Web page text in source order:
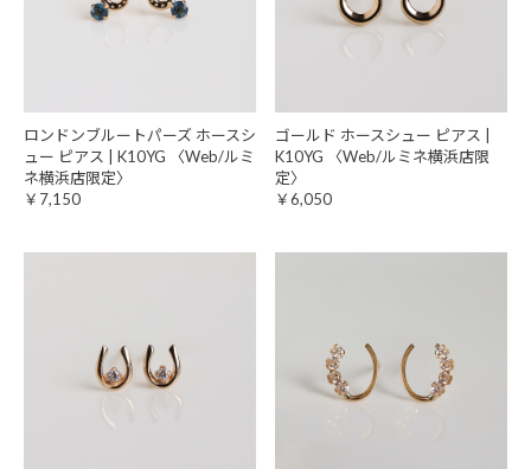
ロンドンブルートパーズ ホースシ
ュー ピアス | K10YG 〈Web/ルミ
ネ横浜店限定〉
￥7,150
ゴールド ホースシュー ピアス |
K10YG 〈Web/ルミネ横浜店限
定〉
￥6,050